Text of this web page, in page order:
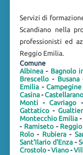
Servizi di
Scandiano nella
professionisti ed
Reggio Emilia.
Comune
Albinea - Bagnolo
Brescello - Busana
Emilia -Campegine
Casina-Castellarano
Monti -Cavriago -
Gattatico -
Montecchio Emilia -
- Ramiseto-
Rolo - Rubiera-
Sant'Ilario d'Enza-
Crostolo-Viano-